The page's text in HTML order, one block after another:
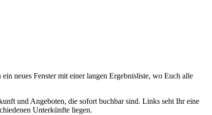
neues Fenster mit einer langen Ergebnisliste, wo Euch alle
und Angeboten, die sofort buchbar sind. Links seht Ihr eine
Unterkünfte liegen.